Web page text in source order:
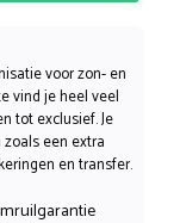
voor zon- en
vind je heel veel
tot exclusief. Je
een extra
en transfer.